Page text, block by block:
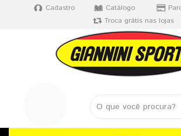
Cadastro Catálogo
Troca grátis nas lojas